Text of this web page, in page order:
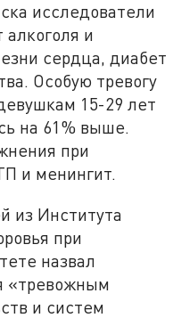
исследователи
и
сердца, диабет
Особую тревогу
15-29 лет
на 61% выше.
при
и менингит.
из Института
при
назвал
«тревожным
и систем